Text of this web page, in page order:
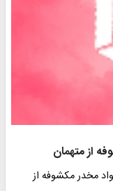
از متهمان
مخدر مکشوفه از